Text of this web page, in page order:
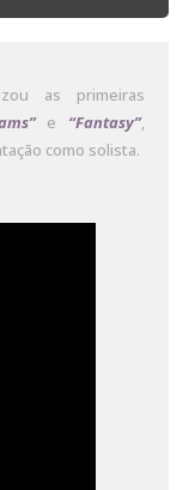
as primeiras
e “Fantasy”,
como solista.